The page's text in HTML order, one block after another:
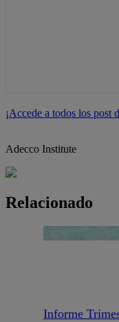
¡Accede a todos los post
Adecco Institute
Relacionado
Informe